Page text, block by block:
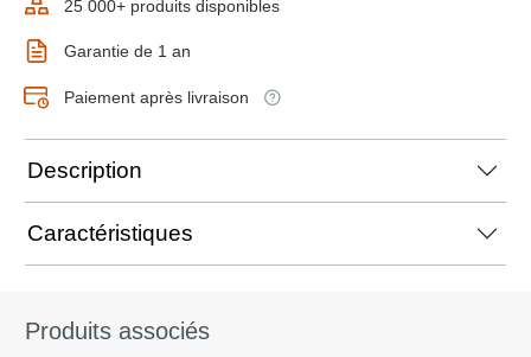
25 000+ produits disponibles
Garantie de 1 an
Paiement après livraison
Description
Caractéristiques
Produits associés